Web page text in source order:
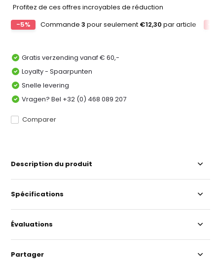
Profitez de ces offres incroyables de réduction
-5%
Commande3 pour seulement €12,30 par article
Gratis verzending vanaf € 60,-
Loyalty - Spaarpunten
Snelle levering
Vragen? Bel +32 (0) 468 089 207
Comparer
Description du produit
Spécifications
Évaluations
Partager